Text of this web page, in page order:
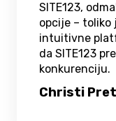
SITE123,
opcije – toliko
intuitivne
da SITE123
konkurenciju.
Christi